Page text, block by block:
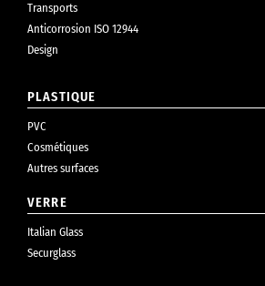
Transports
Anticorrosion ISO 12944
Design
PLASTIQUE
PVC
Cosmétiques
Autres surfaces
VERRE
Italian Glass
Securglass